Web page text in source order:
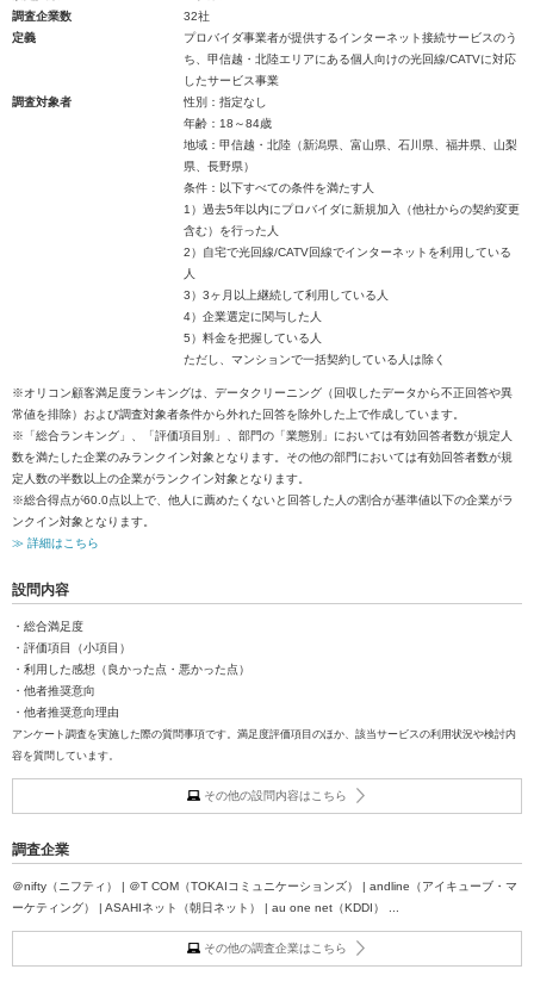
調査企業数
32社
定義
プロバイダ事業者が提供するインターネット接続サービスのう
ち、甲信越・北陸エリアにある個人向けの光回線/CATVに対応
したサービス事業
調査対象者
性別：指定なし
年齢：18～84歳
地域：甲信越・北陸（新潟県、富山県、石川県、福井県、山梨
県、長野県）
条件：以下すべての条件を満たす人
1）過去5年以内にプロバイダに新規加入（他社からの契約変更
含む）を行った人
2）自宅で光回線/CATV回線でインターネットを利用している
人
3）3ヶ月以上継続して利用している人
4）企業選定に関与した人
5）料金を把握している人
ただし、マンションで一括契約している人は除く
※オリコン顧客満足度ランキングは、データクリーニング（回収したデータから不正回答や異
常値を排除）および調査対象者条件から外れた回答を除外した上で作成しています。
※「総合ランキング」、「評価項目別」、部門の「業態別」においては有効回答者数が規定人
数を満たした企業のみランクイン対象となります。その他の部門においては有効回答者数が規
定人数の半数以上の企業がランクイン対象となります。
※総合得点が60.0点以上で、他人に薦めたくないと回答した人の割合が基準値以下の企業がラ
ンクイン対象となります。
≫ 詳細はこちら
設問内容
・総合満足度
・評価項目（小項目）
・利用した感想（良かった点・悪かった点）
・他者推奨意向
・他者推奨意向理由
アンケート調査を実施した際の質問事項です。満足度評価項目のほか、該当サービスの利用状況や検討内
容を質問しています。
その他の設問内容はこちら
調査企業
＠nifty（ニフティ） | ＠T COM（TOKAIコミュニケーションズ） | andline（アイキューブ・マ
ーケティング） | ASAHIネット（朝日ネット） | au one net（KDDI） ...
その他の調査企業はこちら